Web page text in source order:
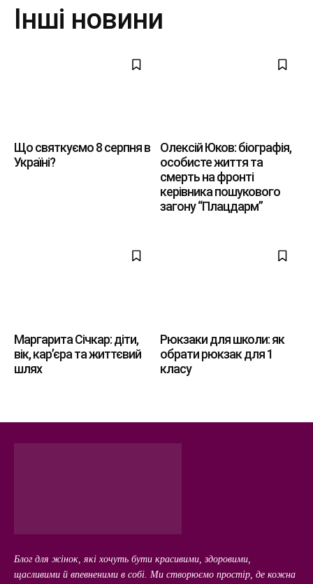
Інші новини
Що святкуємо 8 серпня в
Україні?
Олексій Юков: біографія,
особисте життя та
смерть на фронті
керівника пошукового
загону “Плацдарм”
Маргарита Січкар: діти,
вік, кар’єра та життєвий
шлях
Рюкзаки для школи: як
обрати рюкзак для 1
класу
Блог для жінок, які хочуть бути красивими, здоровими,
щасливими й впевненими в собі. Ми створюємо простір, де кожна